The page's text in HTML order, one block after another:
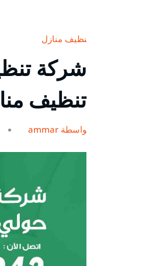
تنظيف منازل
تنظيف
بواسطة ammar